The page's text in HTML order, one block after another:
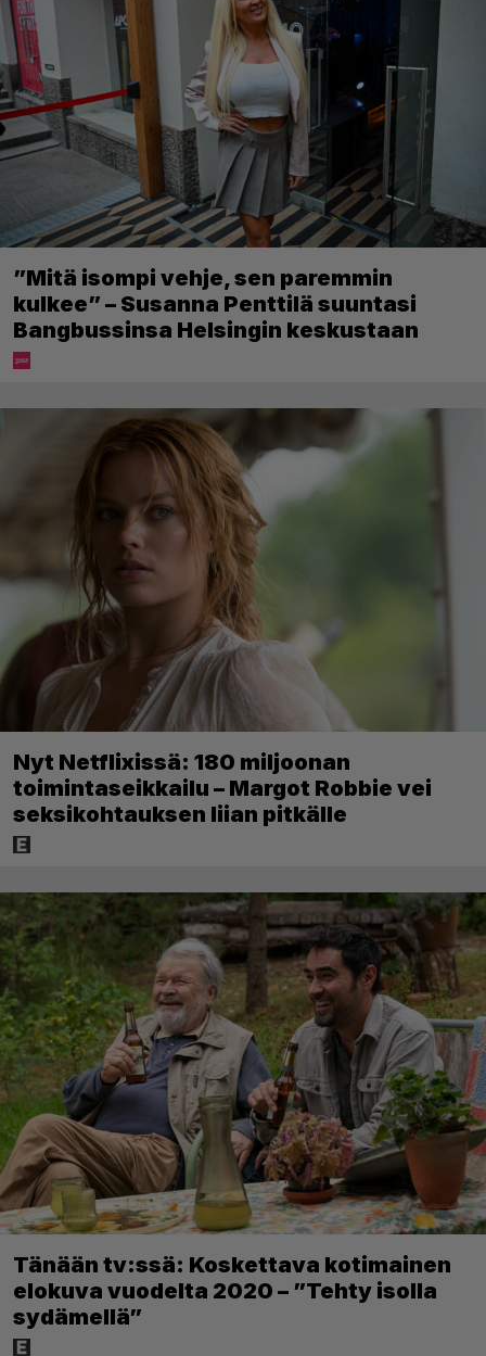
”Mitä isompi vehje, sen paremmin
kulkee” – Susanna Penttilä suuntasi
Bangbussinsa Helsingin keskustaan
Nyt Netflixissä: 180 miljoonan
toimintaseikkailu – Margot Robbie vei
seksikohtauksen liian pitkälle
Tänään tv:ssä: Koskettava kotimainen
elokuva vuodelta 2020 – ”Tehty isolla
sydämellä”